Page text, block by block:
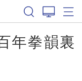
年拳韻裏